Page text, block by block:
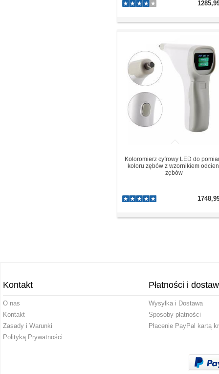
Koloromierz cyfrowy LED do
koloru zębów z wzornikiem
zębów
Kontakt
O nas
Kontakt
Zasady i Warunki
Polityką Prywatności
Płatności i
Wysyłka i Dostawa
Sposoby płatności
Płacenie PayPal kartą